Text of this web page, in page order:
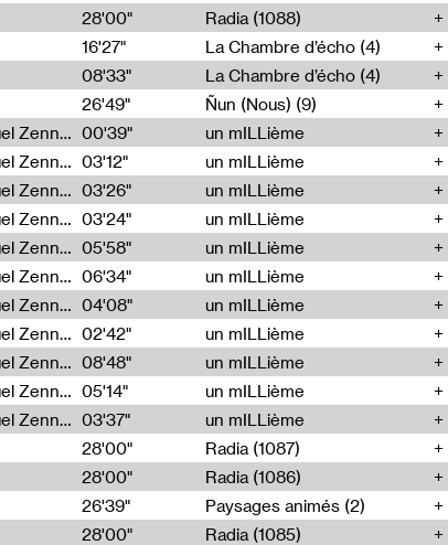
28'00"
Radia (1088)
16'27"
La Chambre d’écho (4)
08'33"
La Chambre d’écho (4)
26'49"
Ñun (Nous) (9)
Cécile Tonizzo,Nicolas Couturier,Manuel Zenner,Aquila Lescene,Curtis Coco,Cyril Magnier 00'39"
un mILLième
Cécile Tonizzo,Nicolas Couturier,Manuel Zenner,Aquila Lescene,Curtis Coco,Cyril Magnier 03'12"
un mILLième
Cécile Tonizzo,Nicolas Couturier,Manuel Zenner,Aquila Lescene,Curtis Coco,Cyril Magnier 03'26"
un mILLième
Cécile Tonizzo,Nicolas Couturier,Manuel Zenner,Aquila Lescene,Curtis Coco,Cyril Magnier 03'24"
un mILLième
Cécile Tonizzo,Nicolas Couturier,Manuel Zenner,Aquila Lescene,Curtis Coco,Cyril Magnier 05'58"
un mILLième
Cécile Tonizzo,Nicolas Couturier,Manuel Zenner,Aquila Lescene,Curtis Coco,Cyril Magnier 06'34"
un mILLième
Cécile Tonizzo,Nicolas Couturier,Manuel Zenner,Aquila Lescene,Curtis Coco,Cyril Magnier 04'08"
un mILLième
Cécile Tonizzo,Nicolas Couturier,Manuel Zenner,Aquila Lescene,Curtis Coco,Cyril Magnier 02'42"
un mILLième
Cécile Tonizzo,Nicolas Couturier,Manuel Zenner,Aquila Lescene,Curtis Coco,Cyril Magnier 08'48"
un mILLième
Cécile Tonizzo,Nicolas Couturier,Manuel Zenner,Aquila Lescene,Curtis Coco,Cyril Magnier 05'14"
un mILLième
Cécile Tonizzo,Nicolas Couturier,Manuel Zenner,Aquila Lescene,Curtis Coco,Cyril Magnier 03'37"
un mILLième
28'00"
Radia (1087)
28'00"
Radia (1086)
26'39"
Paysages animés (2)
28'00"
Radia (1085)